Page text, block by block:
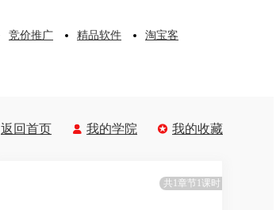
竞价推广 精品软件 淘宝客
返回首页  我的学院  我的收藏
共1章节1课时